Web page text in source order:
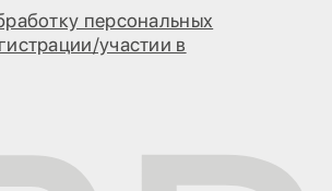
персональных
участии в